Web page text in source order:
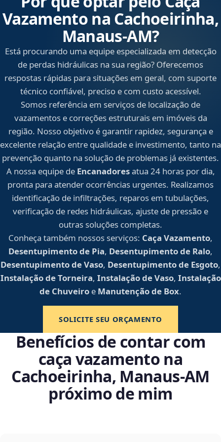
Vazamento na Cachoeirinha,
Manaus‑AM?
Está procurando uma equipe especializada em detecção
de perdas hidráulicas na sua região? Oferecemos
respostas rápidas para situações em geral, com suporte
técnico confiável, preciso e com custo acessível.
Somos referência em serviços de localização de
vazamentos e correções estruturais em imóveis da
região. Nosso objetivo é garantir rapidez, segurança e
excelente relação entre qualidade e investimento, tanto na
prevenção quanto na solução de problemas já existentes.
A nossa equipe de Encanadoresatua 24 horas por dia,
pronta para atender ocorrências urgentes. Realizamos
identificação de infiltrações, reparos em tubulações,
verificação de redes hidráulicas, ajuste de pressão e
outras soluções completas.
Conheça também nossos serviços: Caça Vazamento,
Desentupimento de Pia, Desentupimento de Ralo,
Desentupimento de Vaso, Desentupimento de Esgoto,
Instalação de Torneira, Instalação de Vaso, Instalação
de Chuveiro e Manutenção de Box.
SOLICITE SEU ORÇAMENTO
Benefícios de contar com
caça vazamento na
Cachoeirinha, Manaus‑AM
próximo de mim